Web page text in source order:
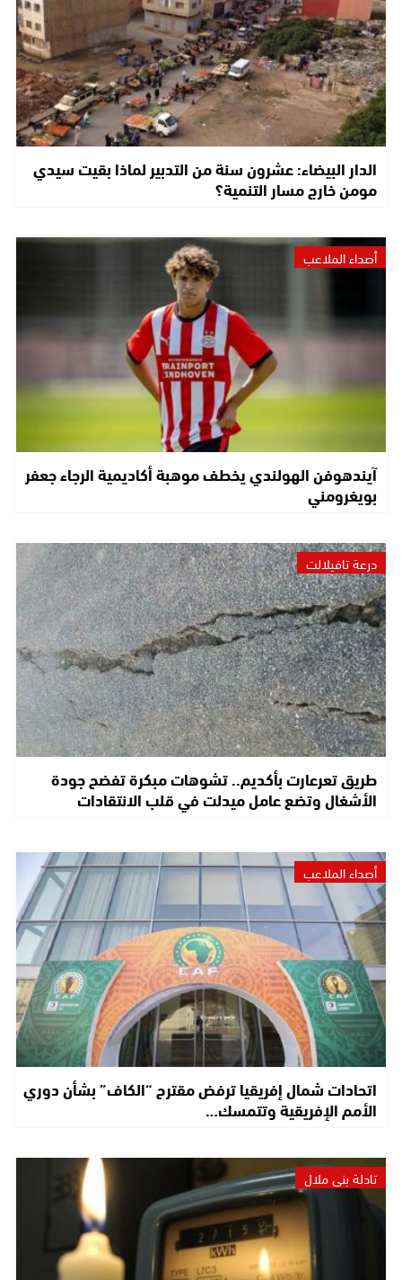
الدار البيضاء: عشرون سنة من التدبير لماذا بقيت سيدي
مومن خارج مسار التنمية؟
أصداء الملاعب
آيندهوفن الهولندي يخطف موهبة أكاديمية الرجاء جعفر
بويغرومني
درعة تافيلالت
طريق تعرعارت بأكديم.. تشوهات مبكرة تفضح جودة
الأشغال وتضع عامل ميدلت في قلب الانتقادات
أصداء الملاعب
اتحادات شمال إفريقيا ترفض مقترح “الكاف” بشأن دوري
الأمم الإفريقية وتتمسك…
تادلة بني ملال